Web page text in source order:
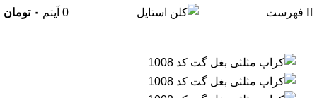
فهرست 0 آیتم ۰ تومان